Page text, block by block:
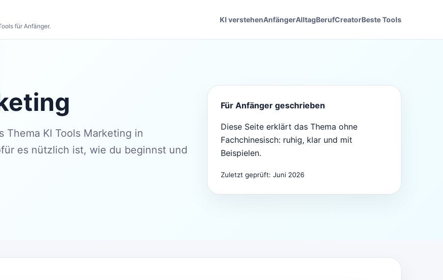
für Anfänger.
KI verstehenAnfängerAlltagBerufCreatorBeste Tools
Thema KI Tools Marketing in
es nützlich ist, wie du beginnst und
Für Anfänger geschrieben
Diese Seite erklärt das Thema ohne
Fachchinesisch: ruhig, klar und mit
Beispielen.
Zuletzt geprüft: Juni 2026